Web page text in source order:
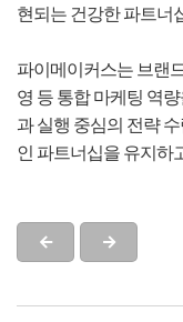
현되는 건강한 파트너
파이메이커스는 브랜
영 등 통합 마케팅 역
과 실행 중심의 전략
인 파트너십을 유지하